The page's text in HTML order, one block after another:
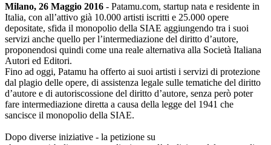
Milano, 26 Maggio 2016 - Patamu.com, startup nata e residente in
Italia, con all’attivo già 10.000 artisti iscritti e 25.000 opere
depositate, sfida il monopolio della SIAE aggiungendo tra i suoi
servizi anche quello per l’intermediazione del diritto d’autore,
proponendosi quindi come una reale alternativa alla Società Italiana
Autori ed Editori.
Fino ad oggi, Patamu ha offerto ai suoi artisti i servizi di protezione
dal plagio delle opere, di assistenza legale sulle tematiche del diritto
d’autore e di autoriscossione del diritto d’autore, senza però poter
fare intermediazione diretta a causa della legge del 1941 che
sancisce il monopolio della SIAE.
Dopo diverse iniziative - la petizione su